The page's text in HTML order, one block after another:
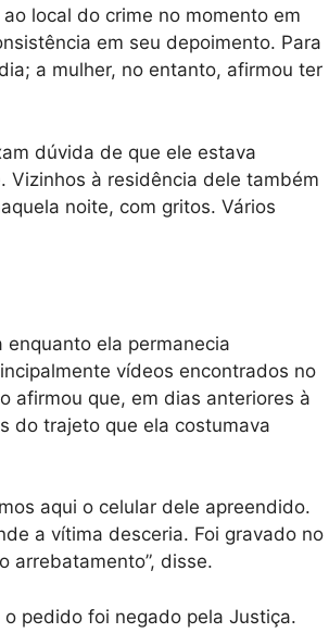
local do crime no momento em
em seu depoimento. Para
a mulher, no entanto, afirmou ter
dúvida de que ele estava
Vizinhos à residência dele também
noite, com gritos. Vários
ela permanecia
vídeos encontrados no
afirmou que, em dias anteriores à
do trajeto que ela costumava
aqui o celular dele apreendido.
a vítima desceria. Foi gravado no
arrebatamento”, disse.
pedido foi negado pela Justiça.